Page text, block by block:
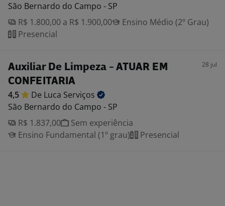
São Bernardo do Campo - SP
R$ 1.800,00 a R$ 1.900,00
Ensino Médio (2º Grau)
Presencial
Auxiliar De Limpeza - ATUAR EM
CONFEITARIA
28 jul
4,5 De Luca Serviços
São Bernardo do Campo - SP
R$ 1.837,00
Sem experiência
Ensino Fundamental (1º grau)
Presencial